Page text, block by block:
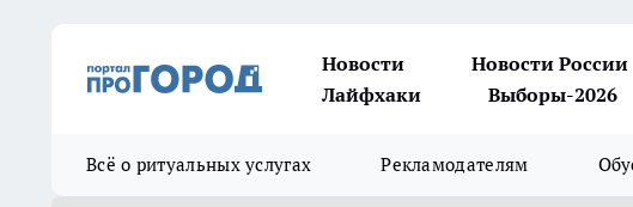
Новости Новости России
Лайфхаки
Выборы-2026
Всё о ритуальных услугах Рекламодателям